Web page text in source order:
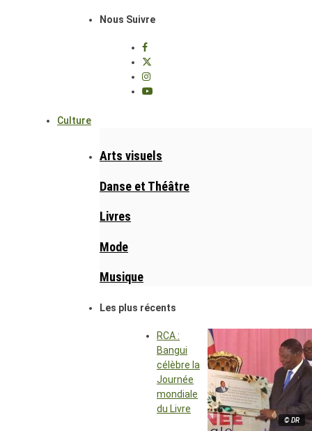
Nous Suivre
Culture
Arts visuels
Danse et Théâtre
Livres
Mode
Musique
Les plus récents
© DR
RCA :
Bangui
célèbre la
Journée
mondiale
du Livre